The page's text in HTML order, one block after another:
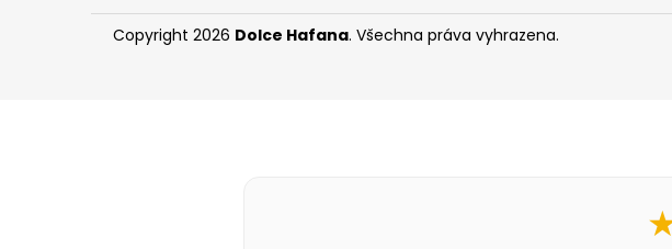
Copyright 2026 Dolce Hafana. Všechna práva vyhrazena.